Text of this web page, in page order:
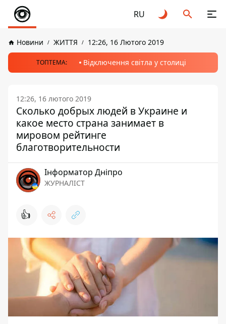
RU
Новини ЖИТТЯ 12:26, 16 Лютого 2019
ТОПТЕМА: Відключення світла у столиці
12:26, 16 лютого 2019
Сколько добрых людей в Украине и
какое место страна занимает в
мировом рейтинге
благотворительности
Інформатор Дніпро
ЖУРНАЛІСТ
👍